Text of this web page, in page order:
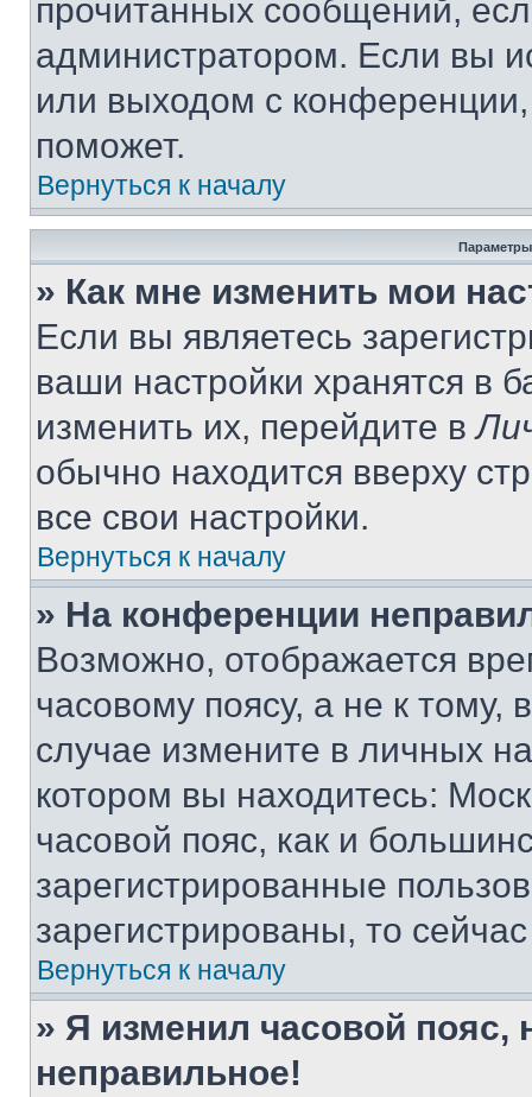
прочитанных сообщений,
администратором. Если вы
или выходом с
поможет.
Вернуться к началу
Параметры
» Как мне изменить мои
Если вы являетесь
ваши настройки хранятся в
изменить их, перейдите в
обычно находится вверху
все свои настройки.
Вернуться к началу
» На конференции
Возможно, отображается
часовому поясу, а не к тому,
случае измените в личных
котором вы находитесь:
часовой пояс, как и
зарегистрированные
зарегистрированы, то
Вернуться к началу
» Я изменил часовой пояс,
неправильное!